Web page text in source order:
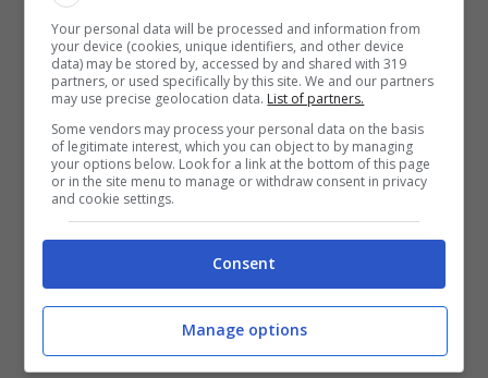
questo è tra i migliori dellaSerie Ae nel
mirino dei top club.
Secondo quanto riferisceAlfredo Pedullà,
il Manchester United è tornato a fare sul
serio per Ederson dell’Atalanta.
Devils sono in fase di ricostruzione totale
ma per il prossimo anno potrebbero dover
allestire una rosa da Champions League,
visto che con la vittoria dell’Europa League
Your personal data will be processed and information from
your device (cookies, unique identifiers, and other device
data) may be stored by, accessed by and shared with 319
partners, or used specifically by this site. We and our partners
may use precise geolocation data. List of partners.
Some vendors may process your personal data on the basis
of legitimate interest, which you can object to by managing
your options below. Look for a link at the bottom of this page
or in the site menu to manage or withdraw consent in privacy
and cookie settings.
Consent
Manage options